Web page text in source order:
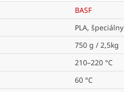
BASF
PLA, špeciálny
750 g / 2,5kg
210–220 °C
60 °C